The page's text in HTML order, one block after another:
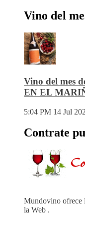
Vino del
Vino del mes
EN EL
5:04 PM 14 Jul
Contrate
Mundovino ofrece
la Web .